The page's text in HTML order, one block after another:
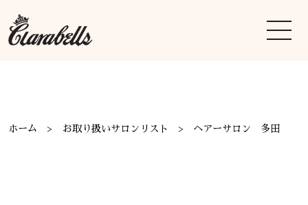
ホーム お取り扱いサロンリスト ヘアーサロン 多田